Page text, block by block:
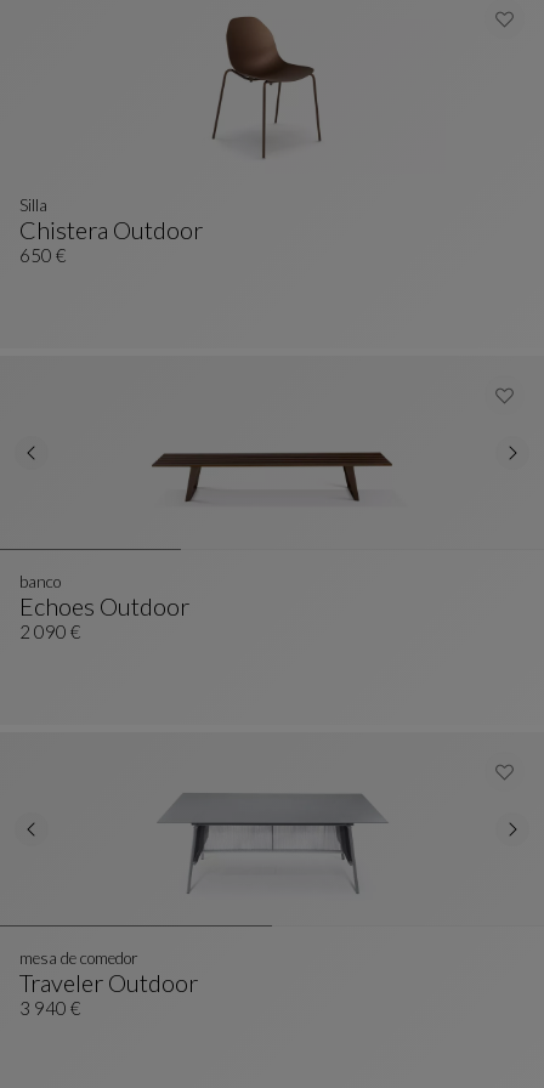
Chistera Outdoor
Silla
Ver Descripción Completa
Silla
650 €
Echoes Outdoor
Banco
Ver Descripción Completa
banco
2 090 €
Traveler Outdoor
Mesa De Comedor
Ver Descripción Completa
mesa de comedor
3 940 €